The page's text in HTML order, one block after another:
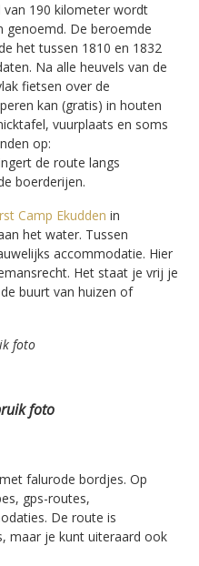
van 190 kilometer wordt
genoemd. De beroemde
het tussen 1810 en 1832
Na alle heuvels van de
fietsen over de
kan (gratis) in houten
vuurplaats en soms
op:
de route langs
boerderijen.
Camp Ekudden in
het water. Tussen
accommodatie. Hier
Het staat je vrij je
buurt van huizen of
foto
foto
falurode bordjes. Op
gps-routes,
De route is
maar je kunt uiteraard ook